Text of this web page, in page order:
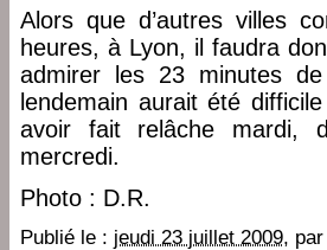
Alors que d’autres villes
heures, à Lyon, il faudra
admirer les 23 minutes
lendemain aurait été
avoir fait relâche mardi,
mercredi.
Photo : D.R.
Publié le : jeudi 23 juillet 2009, par